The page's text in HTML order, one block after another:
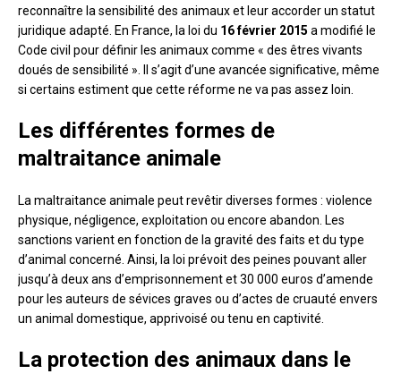
reconnaître la sensibilité des animaux et leur accorder un statut
juridique adapté. En France, la loi du 16 février 2015 a modifié le
Code civil pour définir les animaux comme « des êtres vivants
doués de sensibilité ». Il s’agit d’une avancée significative, même
si certains estiment que cette réforme ne va pas assez loin.
Les différentes formes de
maltraitance animale
La maltraitance animale peut revêtir diverses formes : violence
physique, négligence, exploitation ou encore abandon. Les
sanctions varient en fonction de la gravité des faits et du type
d’animal concerné. Ainsi, la loi prévoit des peines pouvant aller
jusqu’à deux ans d’emprisonnement et 30 000 euros d’amende
pour les auteurs de sévices graves ou d’actes de cruauté envers
un animal domestique, apprivoisé ou tenu en captivité.
La protection des animaux dans le